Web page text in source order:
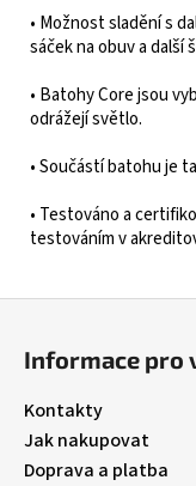
• Možnost sladění s
sáček na obuv a další
• Batohy Core jsou
odrážejí světlo.
• Součástí batohu je
• Testováno a
testováním v
Informace pro
Kontakty
Jak nakupovat
Doprava a platba